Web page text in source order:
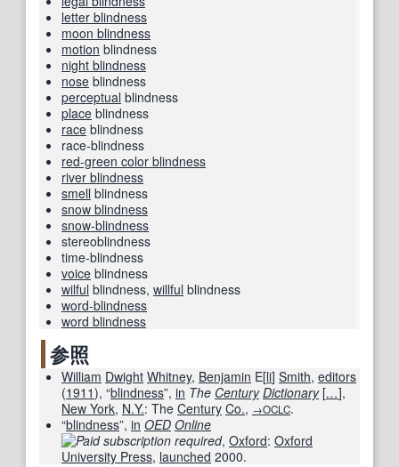
letter blindness
moon blindness
motion blindness
night blindness
nose blindness
perceptual blindness
place blindness
race blindness
race-blindness
red-green color blindness
river blindness
smell blindness
snow blindness
snow-blindness
stereoblindness
time-blindness
voice blindness
wilful blindness, willful blindness
word-blindness
word blindness
参照
William Dwight Whitney, Benjamin E[li] Smith, editors
(1911), “blindness”, in The Century Dictionary […],
New York, N.Y.: The Century Co., →OCLC.
“blindness”, in OED Online
, Oxford: Oxford
University Press, launched 2000.